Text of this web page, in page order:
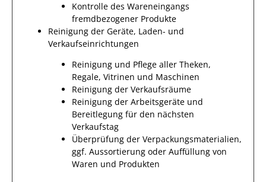
Kontrolle des Wareneingangs
fremdbezogener Produkte
Reinigung der Geräte, Laden- und
Verkaufseinrichtungen
Reinigung und Pflege aller Theken,
Regale, Vitrinen und Maschinen
Reinigung der Verkaufsräume
Reinigung der Arbeitsgeräte und
Bereitlegung für den nächsten
Verkaufstag
Überprüfung der Verpackungsmaterialien,
ggf. Aussortierung oder Auffüllung von
Waren und Produkten